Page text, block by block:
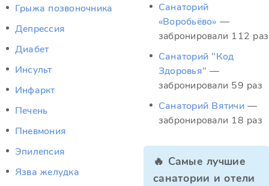
Грыжа позвоночника
Депрессия
Диабет
Инсульт
Инфаркт
Печень
Пневмония
Эпилепсия
Язва желудка
Санаторий
«Воробьёво» —
забронировали 112 раз
Санаторий "Код
Здоровья" —
забронировали 59 раз
Санаторий Вятичи —
забронировали 18 раз
🔥 Самые лучшие
санатории и отели